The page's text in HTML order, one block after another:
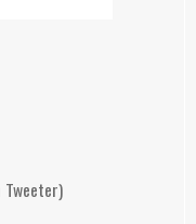
Tweeter)